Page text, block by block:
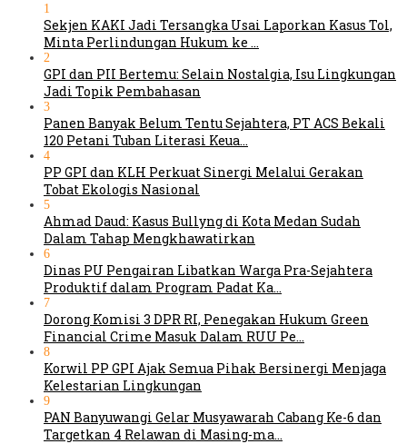
1
Sekjen KAKI Jadi Tersangka Usai Laporkan Kasus Tol,
Minta Perlindungan Hukum ke …
2
GPI dan PII Bertemu: Selain Nostalgia, Isu Lingkungan
Jadi Topik Pembahasan
3
Panen Banyak Belum Tentu Sejahtera, PT ACS Bekali
120 Petani Tuban Literasi Keua…
4
PP GPI dan KLH Perkuat Sinergi Melalui Gerakan
Tobat Ekologis Nasional
5
Ahmad Daud: Kasus Bullyng di Kota Medan Sudah
Dalam Tahap Mengkhawatirkan
6
Dinas PU Pengairan Libatkan Warga Pra-Sejahtera
Produktif dalam Program Padat Ka…
7
Dorong Komisi 3 DPR RI, Penegakan Hukum Green
Financial Crime Masuk Dalam RUU Pe…
8
Korwil PP GPI Ajak Semua Pihak Bersinergi Menjaga
Kelestarian Lingkungan
9
PAN Banyuwangi Gelar Musyawarah Cabang Ke-6 dan
Targetkan 4 Relawan di Masing-ma…